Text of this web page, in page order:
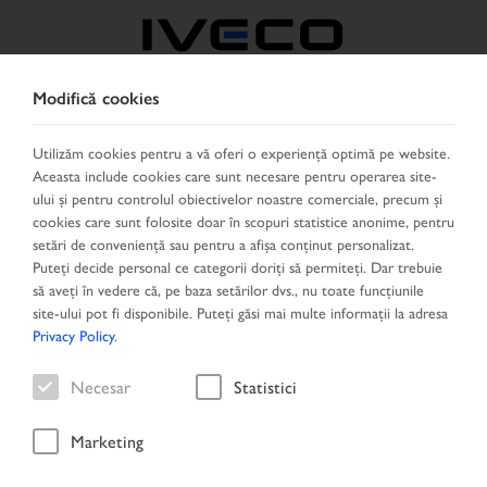
ROMÂNIA
SELECTEAZĂ ŢARA SCHIMBĂ LIMBA
Toggle
navigation
MENU
Modifică cookies
Utilizăm cookies pentru a vă oferi o experiență optimă pe website.
Aceasta include cookies care sunt necesare pentru operarea site-
ului și pentru controlul obiectivelor noastre comerciale, precum și
cookies care sunt folosite doar în scopuri statistice anonime, pentru
setări de conveniență sau pentru a afișa conținut personalizat.
Puteți decide personal ce categorii doriți să permiteți. Dar trebuie
să aveți în vedere că, pe baza setărilor dvs., nu toate funcțiunile
site-ului pot fi disponibile. Puteți găsi mai multe informații la adresa
Privacy Policy.
Necesar Statistici
Marketing